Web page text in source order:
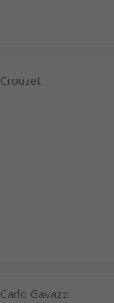
Crouzet
Carlo Gavazzi